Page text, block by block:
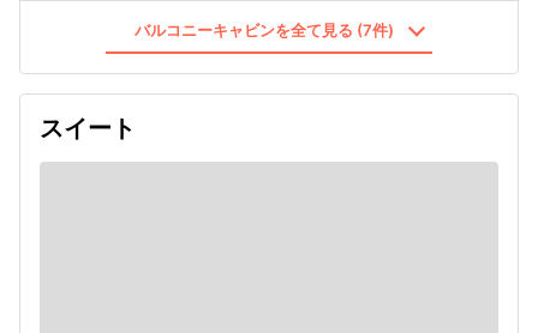
バルコニーキャビンを全て見る (7件)
スイート